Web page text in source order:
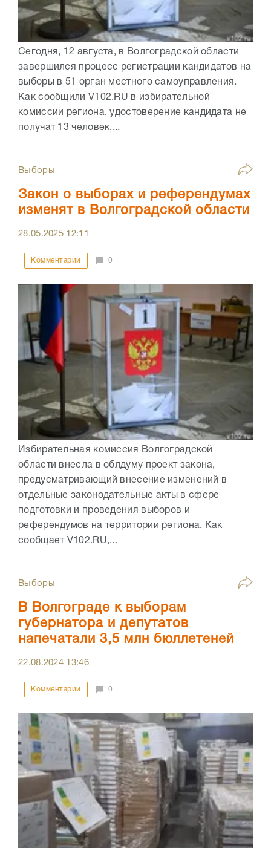
Сегодня, 12 августа, в Волгоградской области
завершился процесс регистрации кандидатов на
выборы в 51 орган местного самоуправления.
Как сообщили V102.RU в избирательной
комиссии региона, удостоверение кандидата не
получат 13 человек,...
Выборы
Закон о выборах и референдумах
изменят в Волгоградской области
28.05.2025 12:11
Комментарии 0
Избирательная комиссия Волгоградской
области внесла в облдуму проект закона,
предусматривающий внесение изменений в
отдельные законодательные акты в сфере
подготовки и проведения выборов и
референдумов на территории региона. Как
сообщает V102.RU,...
Выборы
В Волгограде к выборам
губернатора и депутатов
напечатали 3,5 млн бюллетеней
22.08.2024 13:46
Комментарии 0